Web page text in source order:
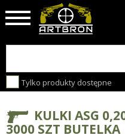
Tylko produkty dostępne
KULKI ASG
3000 SZT BUTELKA